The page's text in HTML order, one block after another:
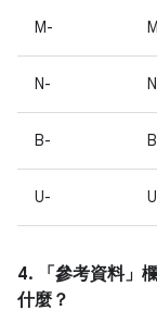
M-
N-
B-
U-
4. 「參考資料」
什麼？